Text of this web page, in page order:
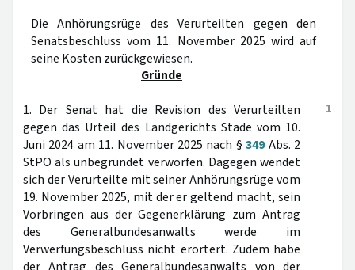
Die Anhörungsrüge des Verurteilten gegen den
Senatsbeschluss vom 11. November 2025 wird auf
seine Kosten zurückgewiesen.
Gründe
1
1. Der Senat hat die Revision des Verurteilten
gegen das Urteil des Landgerichts Stade vom 10.
Juni 2024 am 11. November 2025 nach §349Abs. 2
StPO als unbegründet verworfen. Dagegen wendet
sich der Verurteilte mit seiner Anhörungsrüge vom
19. November 2025, mit der er geltend macht, sein
Vorbringen aus der Gegenerklärung zum Antrag
des Generalbundesanwalts werde im
Verwerfungsbeschluss nicht erörtert. Zudem habe